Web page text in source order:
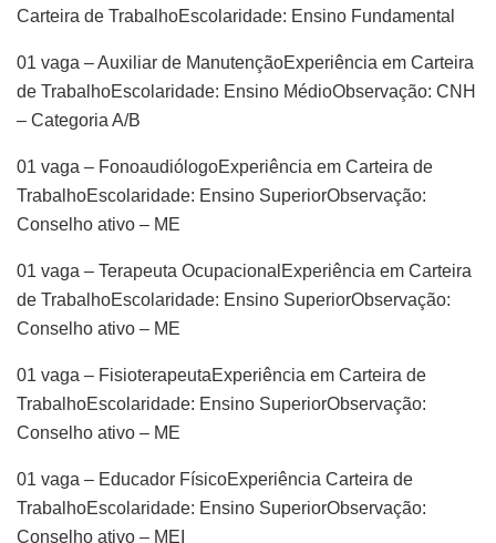
Carteira de TrabalhoEscolaridade: Ensino Fundamental
01 vaga – Auxiliar de ManutençãoExperiência em Carteira
de TrabalhoEscolaridade: Ensino MédioObservação: CNH
– Categoria A/B
01 vaga – FonoaudiólogoExperiência em Carteira de
TrabalhoEscolaridade: Ensino SuperiorObservação:
Conselho ativo – ME
01 vaga – Terapeuta OcupacionalExperiência em Carteira
de TrabalhoEscolaridade: Ensino SuperiorObservação:
Conselho ativo – ME
01 vaga – FisioterapeutaExperiência em Carteira de
TrabalhoEscolaridade: Ensino SuperiorObservação:
Conselho ativo – ME
01 vaga – Educador FísicoExperiência Carteira de
TrabalhoEscolaridade: Ensino SuperiorObservação:
Conselho ativo – MEI